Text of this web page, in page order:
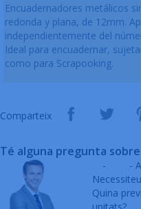
Encuadernadores metálicos
redonda y plana, de 12mm.
independientemente del
Ideal para encuadernar,
como para Scrapooking.
Comparteix
Té alguna pregunta
- -
Quina